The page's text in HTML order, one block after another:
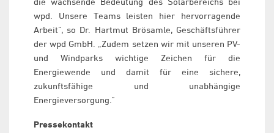
wpd. Unsere Teams leisten hier hervorragende
Arbeit“, so Dr. Hartmut Brösamle, Geschäftsführer
der wpd GmbH. „Zudem setzen wir mit unseren PV-
und Windparks wichtige Zeichen für die
Energiewende und damit für eine sichere,
zukunftsfähige und unabhängige
Energieversorgung.“
Pressekontakt